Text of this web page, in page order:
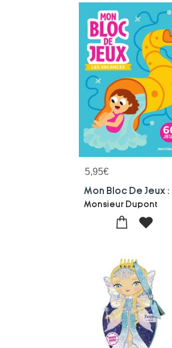
5,95€
Monsieur Dupont